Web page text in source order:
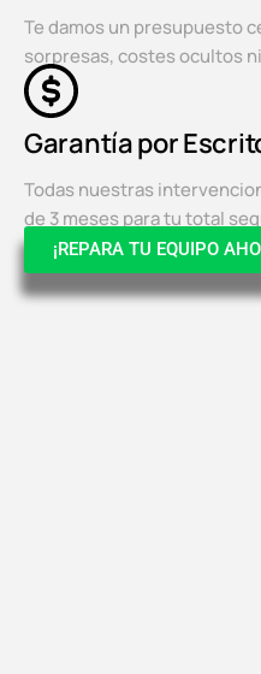
Te damos un presupuesto
sorpresas, costes ocultos
Garantía por
Todas nuestras
de 3 meses para tu total
¡REPARA TU EQUIPO